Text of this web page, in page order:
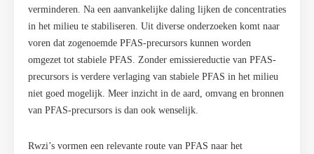
verminderen. Na een aanvankelijke daling lijken de concentraties
in het milieu te stabiliseren. Uit diverse onderzoeken komt naar
voren dat zogenoemde PFAS-precursors kunnen worden
omgezet tot stabiele PFAS. Zonder emissiereductie van PFAS-
precursors is verdere verlaging van stabiele PFAS in het milieu
niet goed mogelijk. Meer inzicht in de aard, omvang en bronnen
van PFAS-precursors is dan ook wenselijk.
Rwzi’s vormen een relevante route van PFAS naar het